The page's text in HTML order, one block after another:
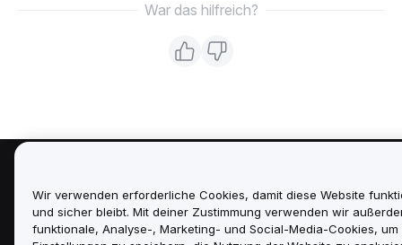
War das hilfreich?
Dienstleistungen
Wir verwenden erforderliche Cookies, damit diese Website
und sicher bleibt. Mit deiner Zustimmung verwenden wir
funktionale, Analyse-, Marketing- und Social-Media-Cookies, um